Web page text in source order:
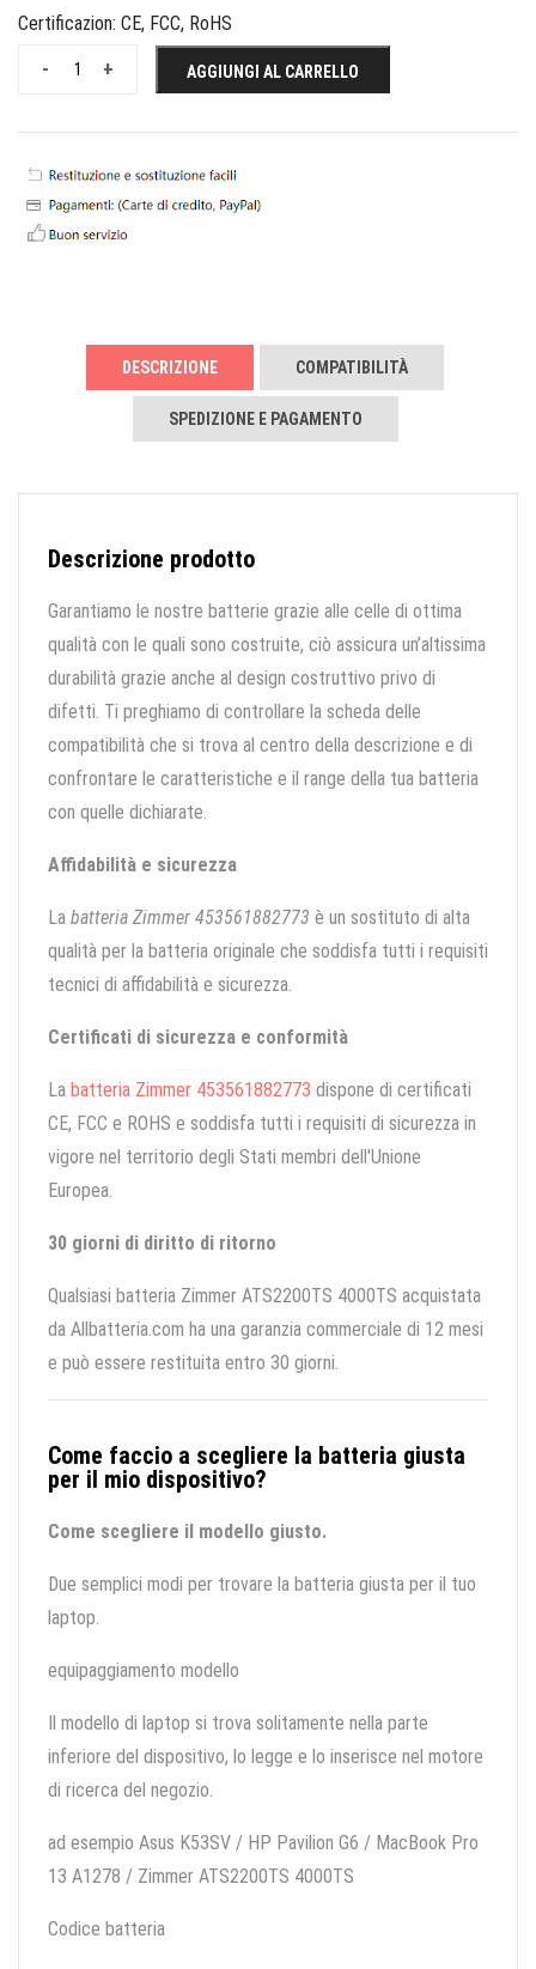
Certificazion: CE, FCC, RoHS
+
- AGGIUNGI AL CARRELLO
DESCRIZIONE COMPATIBILITÀ
SPEDIZIONE E PAGAMENTO
Descrizione prodotto
Garantiamo le nostre batterie grazie alle celle di ottima
qualità con le quali sono costruite, ciò assicura un’altissima
durabilità grazie anche al design costruttivo privo di
difetti. Ti preghiamo di controllare la scheda delle
compatibilità che si trova al centro della descrizione e di
confrontare le caratteristiche e il range della tua batteria
con quelle dichiarate.
Affidabilità e sicurezza
La batteria Zimmer 453561882773 è un sostituto di alta
qualità per la batteria originale che soddisfa tutti i requisiti
tecnici di affidabilità e sicurezza.
Certificati di sicurezza e conformità
La batteria Zimmer 453561882773 dispone di certificati
CE, FCC e ROHS e soddisfa tutti i requisiti di sicurezza in
vigore nel territorio degli Stati membri dell'Unione
Europea.
30 giorni di diritto di ritorno
Qualsiasi batteria Zimmer ATS2200TS 4000TS acquistata
da Allbatteria.com ha una garanzia commerciale di 12 mesi
e può essere restituita entro 30 giorni.
Come faccio a scegliere la batteria giusta
per il mio dispositivo?
Come scegliere il modello giusto.
Due semplici modi per trovare la batteria giusta per il tuo
laptop.
equipaggiamento modello
Il modello di laptop si trova solitamente nella parte
inferiore del dispositivo, lo legge e lo inserisce nel motore
di ricerca del negozio.
ad esempio Asus K53SV / HP Pavilion G6 / MacBook Pro
13 A1278 / Zimmer ATS2200TS 4000TS
Codice batteria